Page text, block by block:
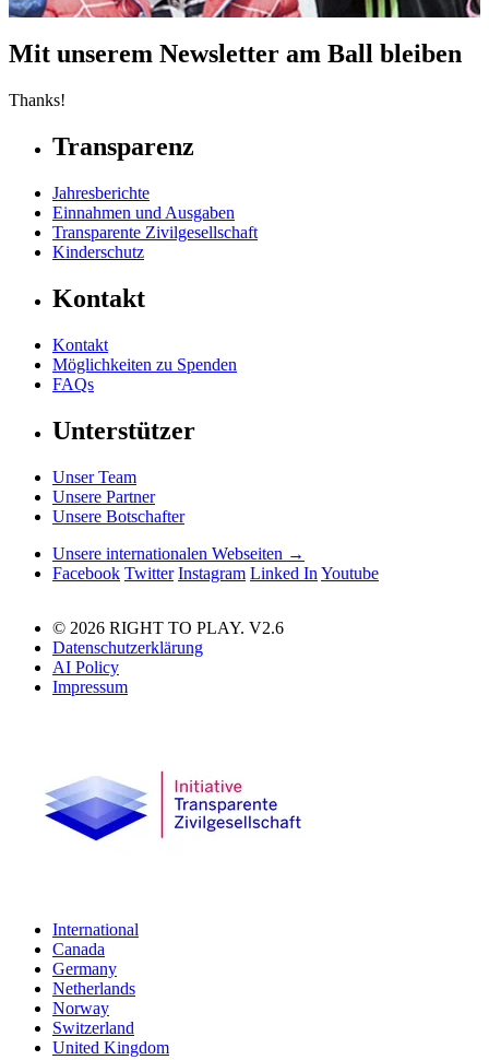
Mit unserem Newsletter am Ball bleiben
Thanks!
Transparenz
Jahresberichte
Einnahmen und Ausgaben
Transparente Zivilgesellschaft
Kinderschutz
Kontakt
Kontakt
Möglichkeiten zu Spenden
FAQs
Unterstützer
Unser Team
Unsere Partner
Unsere Botschafter
Unsere internationalen Webseiten →
Facebook Twitter Instagram Linked In Youtube
© 2026 RIGHT TO PLAY. V2.6
Datenschutzerklärung
AI Policy
Impressum
International
Canada
Germany
Netherlands
Norway
Switzerland
United Kingdom